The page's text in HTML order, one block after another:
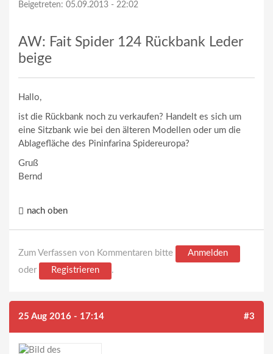
Beigetreten: 05.09.2013 - 22:02
AW: Fait Spider 124 Rückbank Leder
beige
Hallo,
ist die Rückbank noch zu verkaufen? Handelt es sich um
eine Sitzbank wie bei den älteren Modellen oder um die
Ablagefläche des Pininfarina Spidereuropa?
Gruß
Bernd
nach oben
Zum Verfassen von Kommentaren bitte
Anmelden
oder
Registrieren .
25 Aug 2016 - 17:14 #3